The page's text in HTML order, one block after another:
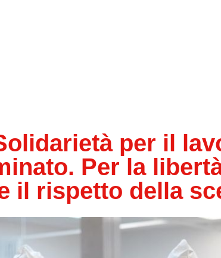
per il
Per la
il rispetto della